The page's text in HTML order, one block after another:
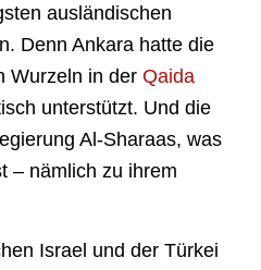
ausländischen
Denn Ankara hatte die
Wurzeln in der Qaida
unterstützt. Und die
Al-Sharaas, was
– nämlich zu ihrem
Israel und der Türkei